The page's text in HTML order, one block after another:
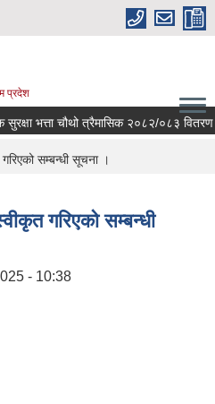
प्रदेश
सुरक्षा भत्ता चौथो त्रैमासिक २०८२/०८३ वितरण
सम्बन्धी सूचना ।
गरिएको सम्बन्धी
- 10:38